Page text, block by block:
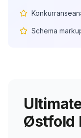
Schema
Østfold